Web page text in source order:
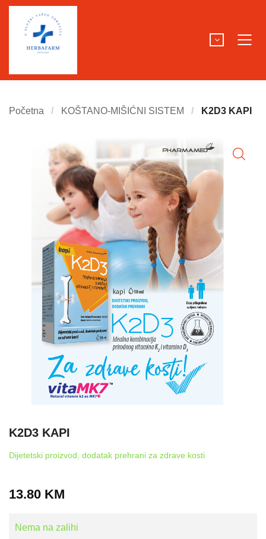
Početna KOŠTANO-MIŠIĆNI SISTEM K2D3 KAPI
K2D3 KAPI
Dijetetski proizvod, dodatak prehrani za zdrave kosti
13.80 KM
Nema na zalihi